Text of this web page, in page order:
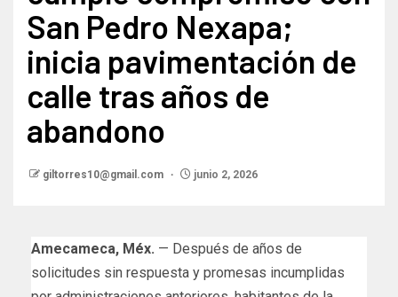
San Pedro Nexapa;
inicia pavimentación de
calle tras años de
abandono
giltorres10@gmail.com junio 2, 2026
Amecameca, Méx. — Después de años de
solicitudes sin respuesta y promesas incumplidas